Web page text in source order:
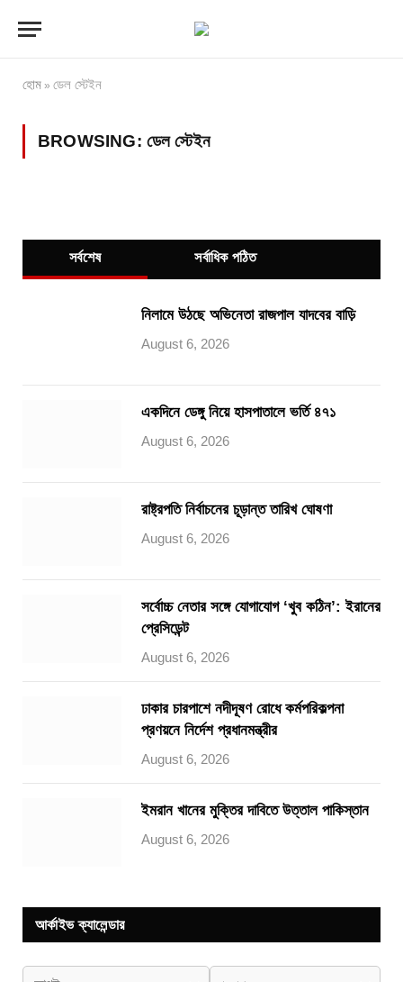
হোম » ডেল স্টেইন
BROWSING: ডেল স্টেইন
সর্বশেষ সর্বাধিক পঠিত
নিলামে উঠছে অভিনেতা রাজপাল যাদবের বাড়ি
August 6, 2026
একদিনে ডেঙ্গু নিয়ে হাসপাতালে ভর্তি ৪৭১
August 6, 2026
রাষ্ট্রপতি নির্বাচনের চূড়ান্ত তারিখ ঘোষণা
August 6, 2026
সর্বোচ্চ নেতার সঙ্গে যোগাযোগ ‘খুব কঠিন’: ইরানের
প্রেসিডেন্ট
August 6, 2026
ঢাকার চারপাশে নদীদূষণ রোধে কর্মপরিকল্পনা
প্রণয়নে নির্দেশ প্রধানমন্ত্রীর
August 6, 2026
ইমরান খানের মুক্তির দাবিতে উত্তাল পাকিস্তান
August 6, 2026
আর্কাইভ ক্যালেন্ডার